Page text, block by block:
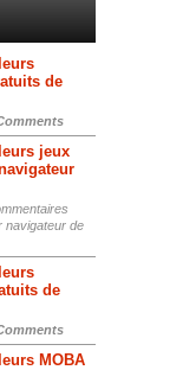
de
jeux
navigateur de
de
MOBA